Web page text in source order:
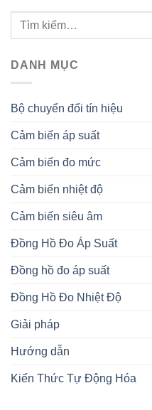
DANH MỤC
Bộ chuyển đổi tín hiệu
Cảm biến áp suất
Cảm biến đo mức
Cảm biến nhiệt độ
Cảm biến siêu âm
Đồng Hồ Đo Áp Suất
Đồng hồ đo áp suất
Đồng Hồ Đo Nhiệt Độ
Giải pháp
Hướng dẫn
Kiến Thức Tự Động Hóa